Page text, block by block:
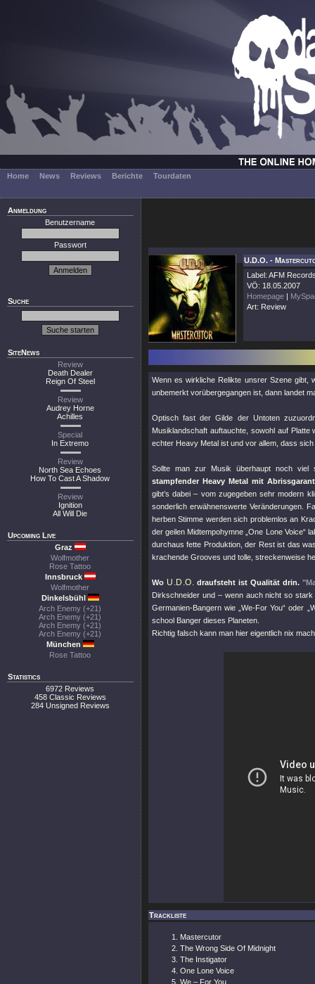
Home News Reviews Berichte Tourdaten
Anmeldung
Benutzername
Passwort
Suche
SiteNews
Review
Death Dealer
Reign Of Steel
Review
Audrey Horne
Achilles
Special
In Extremo
Review
North Sea Echoes
How To Cast A Shadow
Review
Ignition
All Will Die
Upcoming Live
Graz
Wolfmother
Rose Tattoo
Innsbruck
Wolfmother
Dinkelsbühl
Arch Enemy (+21)
Arch Enemy (+21)
Arch Enemy (+21)
Arch Enemy (+21)
München
Rose Tattoo
Statistics
6972 Reviews
458 Classic Reviews
284 Unsigned Reviews
U.D.O. -
Label: AFM
VÖ: 18.05.2007
Homepage |
Art: Review
Wenn es wirkliche Relikte unsrer Szene gibt,
unbemerkt vorübergegangen ist, dann landet
Optisch fast der Gilde der Untoten
Musiklandschaft auftauchte, sowohl auf
echter Heavy Metal ist und vor allem, dass
Sollte man zur Musik überhaupt noch viel
stampfender Heavy Metal mit
gibt’s dabei – vom zugegeben sehr modern
sonderlich erwähnenswerte Veränderungen.
herben Stimme werden sich problemlos an
der geilen Midtempohymne „One Lone Voice“
durchaus fette Produktion, der Rest ist das
krachende Grooves und tolle, streckenweise
Wo U.D.O. draufsteht ist Qualität drin.
Dirkschneider und – wenn auch nicht so
Germanien-Bangern wie „We-For You“ oder
school Banger dieses Planeten.
Richtig falsch kann man hier eigentlich nix
Trackliste
Mastercutor
The Wrong Side Of Midnight
The Instigator
One Lone Voice
We – For You